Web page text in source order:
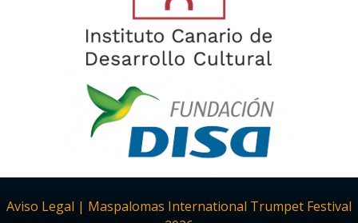
Aviso Legal | Maspalomas International Trumpet Festival